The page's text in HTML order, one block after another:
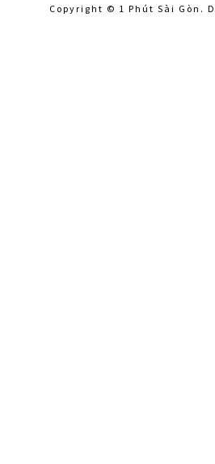
Copyright © 1 Phút Sài Gòn.